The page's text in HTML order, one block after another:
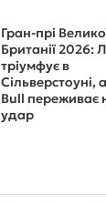
Гран-прі
Британії 2026:
тріумфує в
Сільверстоуні,
Bull переживає
удар